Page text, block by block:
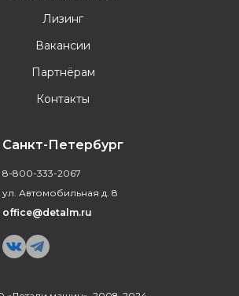
Лизинг
Вакансии
Партнёрам
Контакты
Санкт-Петербург
8-800-333-2067
ул. Автомобильная д. 8
office@detalm.ru